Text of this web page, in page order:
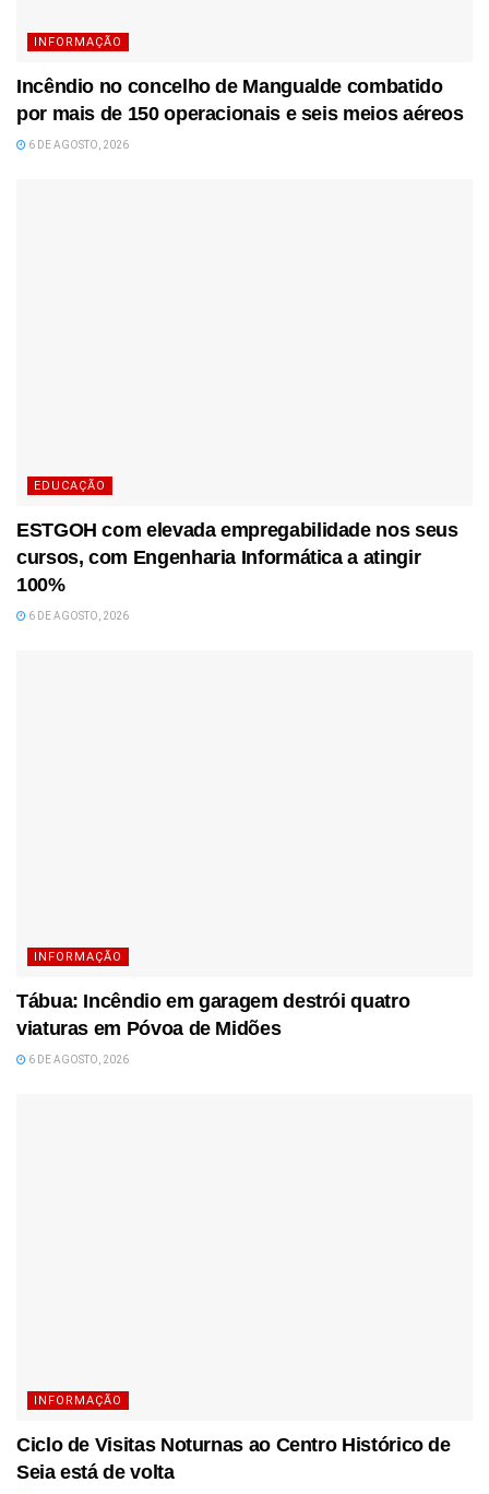
INFORMAÇÃO
Incêndio no concelho de Mangualde combatido
por mais de 150 operacionais e seis meios aéreos
6 DE AGOSTO, 2026
EDUCAÇÃO
ESTGOH com elevada empregabilidade nos seus
cursos, com Engenharia Informática a atingir
100%
6 DE AGOSTO, 2026
INFORMAÇÃO
Tábua: Incêndio em garagem destrói quatro
viaturas em Póvoa de Midões
6 DE AGOSTO, 2026
INFORMAÇÃO
Ciclo de Visitas Noturnas ao Centro Histórico de
Seia está de volta